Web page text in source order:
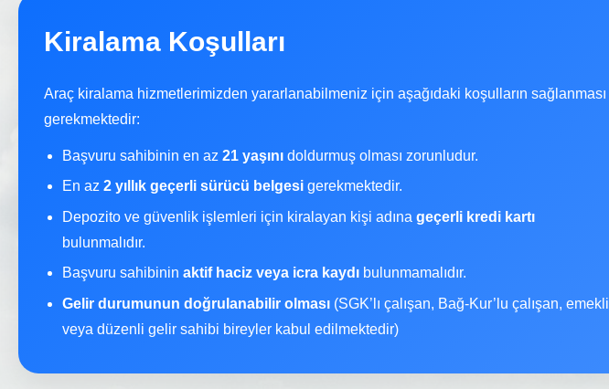
Kiralama Koşulları
Araç kiralama hizmetlerimizden yararlanabilmeniz için aşağıdaki koşulların sağlanması
gerekmektedir:
Başvuru sahibinin en az 21 yaşını doldurmuş olması zorunludur.
En az 2 yıllık geçerli sürücü belgesi gerekmektedir.
Depozito ve güvenlik işlemleri için kiralayan kişi adına geçerli kredi kartı
bulunmalıdır.
Başvuru sahibinin aktif haciz veya icra kaydı bulunmamalıdır.
Gelir durumunun doğrulanabilir olması (SGK’lı çalışan, Bağ-Kur’lu çalışan, emekli
veya düzenli gelir sahibi bireyler kabul edilmektedir)